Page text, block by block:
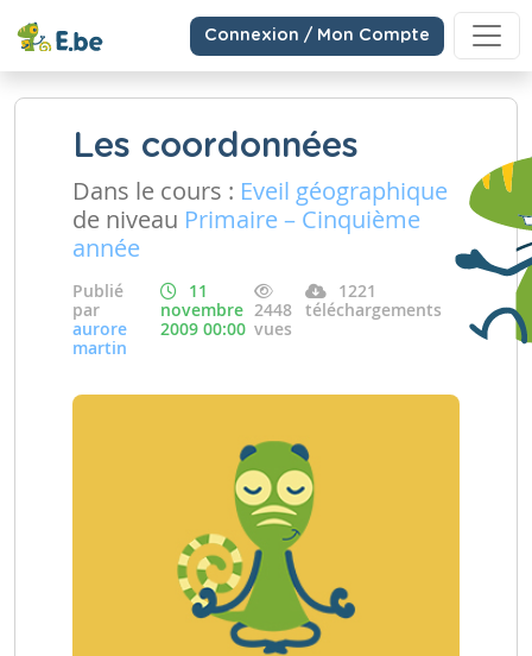
Connexion / Mon Compte
Les coordonnées
Dans le cours : Eveil géographique
de niveau Primaire – Cinquième
année
Publié
par
aurore
martin
11
novembre
2009 00:00
2448
vues
1221
téléchargements